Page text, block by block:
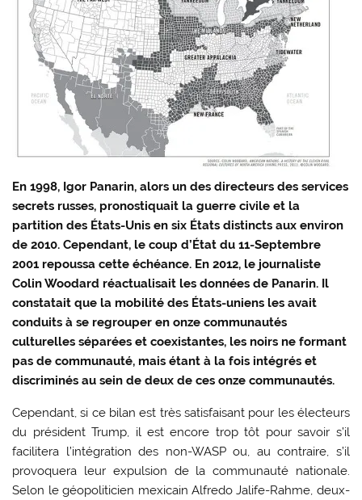
En 1998, Igor Panarin, alors un des directeurs des services
secrets russes, pronostiquait la guerre civile et la
partition des États-Unis en six États distincts aux environ
de 2010. Cependant, le coup d’État du 11-Septembre
2001 repoussa cette échéance. En 2012, le journaliste
Colin Woodard réactualisait les données de Panarin. Il
constatait que la mobilité des États-uniens les avait
conduits à se regrouper en onze communautés
culturelles séparées et coexistantes, les noirs ne formant
pas de communauté, mais étant à la fois intégrés et
discriminés au sein de deux de ces onze communautés.
Cependant, si ce bilan est très satisfaisant pour les électeurs
du président Trump, il est encore trop tôt pour savoir s’il
facilitera l’intégration des non-WASP ou, au contraire, s’il
provoquera leur expulsion de la communauté nationale.
Selon le géopoliticien mexicain Alfredo Jalife-Rahme, deux-